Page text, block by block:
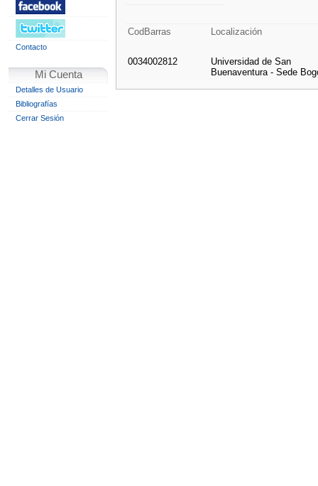
Contacto
Mi Cuenta
Detalles de Usuario
Bibliografías
Cerrar Sesión
CodBarras Localización
0034002812
Universidad de San
Buenaventura - Sede